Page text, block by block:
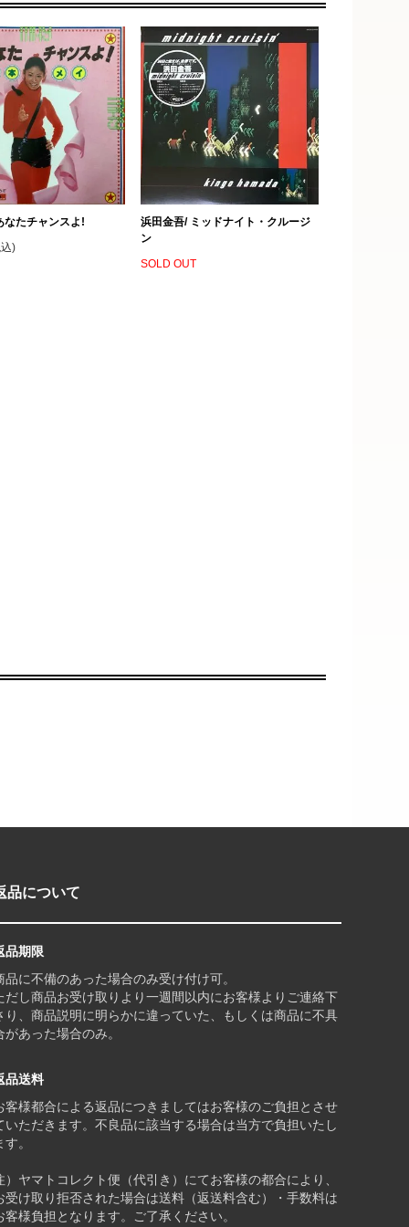
なたチャンスよ!
)
浜田金吾/ ミッドナイト・クルージ
ン
SOLD OUT
品について
品期限
品に不備のあった場合のみ受け付け可。
だし商品お受け取りより一週間以内にお客様よりご連絡下
り、商品説明に明らかに違っていた、もしくは商品に不具
があった場合のみ。
品送料
客様都合による返品につきましてはお客様のご負担とさせ
いただきます。不良品に該当する場合は当方で負担いたし
す。
）ヤマトコレクト便（代引き）にてお客様の都合により、
受け取り拒否された場合は送料（返送料含む）・手数料は
客様負担となります。ご了承ください。